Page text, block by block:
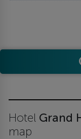
Hotel Grand
map